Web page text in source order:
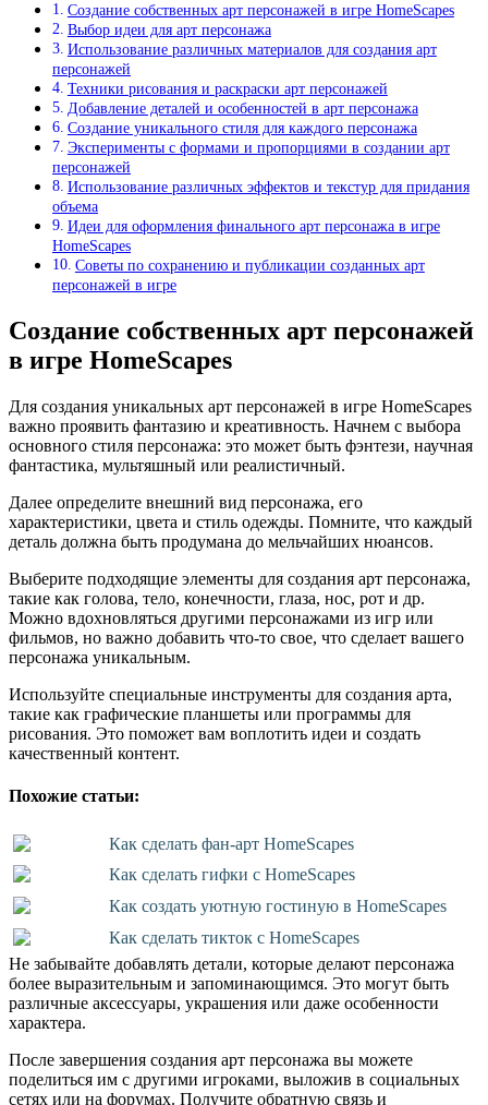
Создание собственных арт персонажей в игре HomeScapes
Выбор идеи для арт персонажа
Использование различных материалов для создания арт
персонажей
Техники рисования и раскраски арт персонажей
Добавление деталей и особенностей в арт персонажа
Создание уникального стиля для каждого персонажа
Эксперименты с формами и пропорциями в создании арт
персонажей
Использование различных эффектов и текстур для придания
объема
Идеи для оформления финального арт персонажа в игре
HomeScapes
Советы по сохранению и публикации созданных арт
персонажей в игре
Создание собственных арт персонажей
в игре HomeScapes
Для создания уникальных арт персонажей в игре HomeScapes
важно проявить фантазию и креативность. Начнем с выбора
основного стиля персонажа: это может быть фэнтези, научная
фантастика, мультяшный или реалистичный.
Далее определите внешний вид персонажа, его
характеристики, цвета и стиль одежды. Помните, что каждый
деталь должна быть продумана до мельчайших нюансов.
Выберите подходящие элементы для создания арт персонажа,
такие как голова, тело, конечности, глаза, нос, рот и др.
Можно вдохновляться другими персонажами из игр или
фильмов, но важно добавить что-то свое, что сделает вашего
персонажа уникальным.
Используйте специальные инструменты для создания арта,
такие как графические планшеты или программы для
рисования. Это поможет вам воплотить идеи и создать
качественный контент.
Похожие статьи:
Как сделать фан-арт HomeScapes
Как сделать гифки с HomeScapes
Как создать уютную гостиную в HomeScapes
Как сделать тикток с HomeScapes
Не забывайте добавлять детали, которые делают персонажа
более выразительным и запоминающимся. Это могут быть
различные аксессуары, украшения или даже особенности
характера.
После завершения создания арт персонажа вы можете
поделиться им с другими игроками, выложив в социальных
сетях или на форумах. Получите обратную связь и